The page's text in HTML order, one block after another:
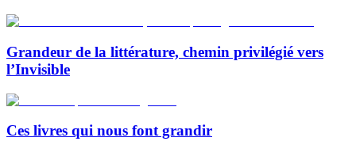
Grandeur de la littérature, chemin privilégié vers
l’Invisible
Ces livres qui nous font grandir